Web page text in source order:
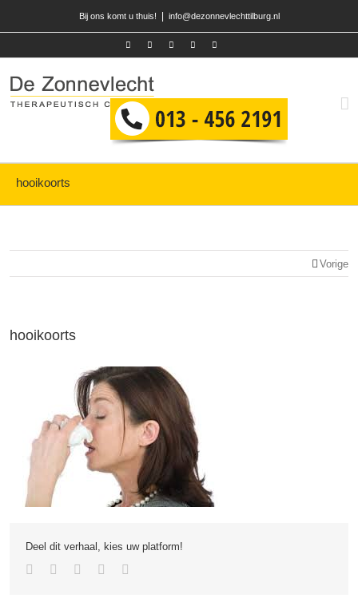
Bij ons komt u thuis! info@dezonnevlechttilburg.nl
hooikoorts
Vorige
hooikoorts
Deel dit verhaal, kies uw platform!